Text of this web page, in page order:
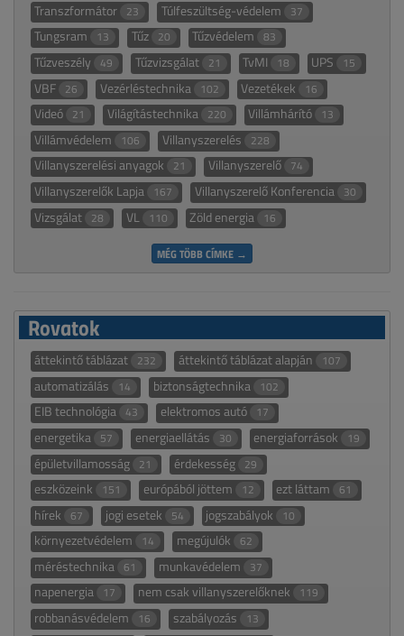
Transzformátor 23 Túlfeszültség-védelem 37
Tungsram 13 Tűz 20 Tűzvédelem 83
Tűzveszély 49 Tűzvizsgálat 21 TvMI 18 UPS 15
VBF 26 Vezérléstechnika 102 Vezetékek 16
Videó 21 Világítástechnika 220 Villámhárító 13
Villámvédelem 106 Villanyszerelés 228
Villanyszerelési anyagok 21 Villanyszerelő 74
Villanyszerelők Lapja 167 Villanyszerelő Konferencia 30
Vizsgálat 28 VL 110 Zöld energia 16
MÉG TÖBB CÍMKE →
Rovatok
áttekintő táblázat 232 áttekintő táblázat alapján 107
automatizálás 14 biztonságtechnika 102
EIB technológia 43 elektromos autó 17
energetika 57 energiaellátás 30 energiaforrások 19
épületvillamosság 21 érdekesség 29
eszközeink 151 európából jöttem 12 ezt láttam 61
hírek 67 jogi esetek 54 jogszabályok 10
környezetvédelem 14 megújulók 62
méréstechnika 61 munkavédelem 37
napenergia 17 nem csak villanyszerelőknek 119
robbanásvédelem 16 szabályozás 13